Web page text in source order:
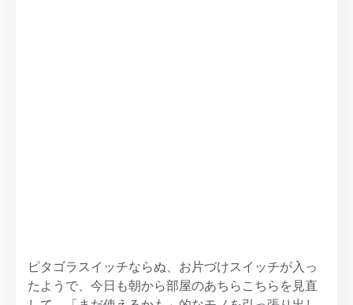
ピタゴラスイッチならぬ、お片づけスイッチが入っ
たようで、今日も朝から部屋のあちらこちらを見直